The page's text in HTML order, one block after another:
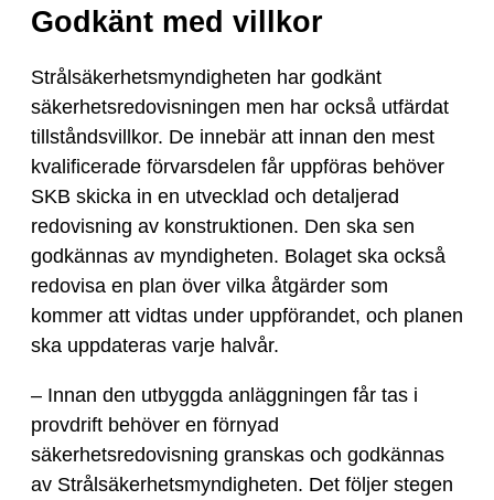
Godkänt med villkor
Strålsäkerhetsmyndigheten har godkänt
säkerhetsredovisningen men har också utfärdat
tillståndsvillkor. De innebär att innan den mest
kvalificerade förvarsdelen får uppföras behöver
SKB skicka in en utvecklad och detaljerad
redovisning av konstruktionen. Den ska sen
godkännas av myndigheten. Bolaget ska också
redovisa en plan över vilka åtgärder som
kommer att vidtas under uppförandet, och planen
ska uppdateras varje halvår.
– Innan den utbyggda anläggningen får tas i
provdrift behöver en förnyad
säkerhetsredovisning granskas och godkännas
av Strålsäkerhetsmyndigheten. Det följer stegen